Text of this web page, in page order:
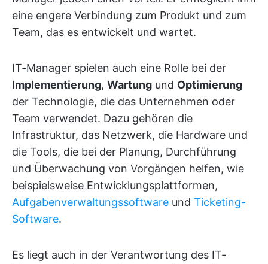
eine engere Verbindung zum Produkt und zum
Team, das es entwickelt und wartet.
IT-Manager spielen auch eine Rolle bei der
Implementierung, Wartung und Optimierung
der Technologie, die das Unternehmen oder
Team verwendet. Dazu gehören die
Infrastruktur, das Netzwerk, die Hardware und
die Tools, die bei der Planung, Durchführung
und Überwachung von Vorgängen helfen, wie
beispielsweise Entwicklungsplattformen,
Aufgabenverwaltungssoftware und Ticketing-
Software.
Es liegt auch in der Verantwortung des IT-